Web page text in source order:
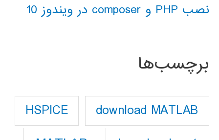
نصب PHP و composer در ویندوز 10
برچسب‌ها
download MATLAB
HSPICE